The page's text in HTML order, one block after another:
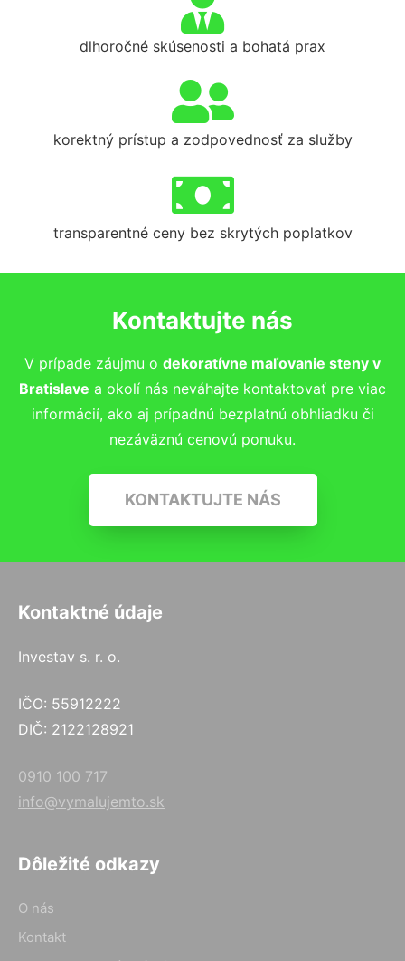
dlhoročné skúsenosti a bohatá prax
korektný prístup a zodpovednosť za služby
transparentné ceny bez skrytých poplatkov
Kontaktujte nás
V prípade záujmu o dekoratívne maľovanie steny v
Bratislave a okolí nás neváhajte kontaktovať pre viac
informácií, ako aj prípadnú bezplatnú obhliadku či
nezáväznú cenovú ponuku.
KONTAKTUJTE NÁS
Kontaktné údaje
Investav s. r. o.
IČO: 55912222
DIČ: 2122128921
0910 100 717
info@vymalujemto.sk
Dôležité odkazy
O nás
Kontakt